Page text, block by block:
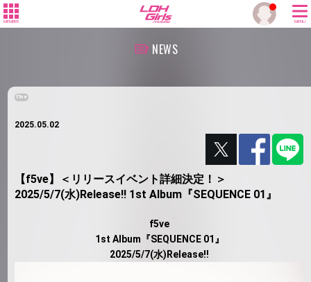
MEMBER MENU
NEWS
f5ve
2025.05.02
【f5ve】＜リリースイベント詳細決定！＞
2025/5/7(水)Release!! 1st Album『SEQUENCE 01』
f5ve
1st Album『SEQUENCE 01』
2025/5/7(水)Release!!